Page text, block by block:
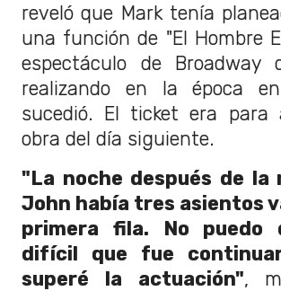
reveló que Mark tenía
una función de "El Hombre
espectáculo de Broadway
realizando en la época
sucedió. El ticket era
obra del día siguiente.
"La noche después de la
John había tres asientos
primera fila. No puedo
difícil que fue
superé la actuación",